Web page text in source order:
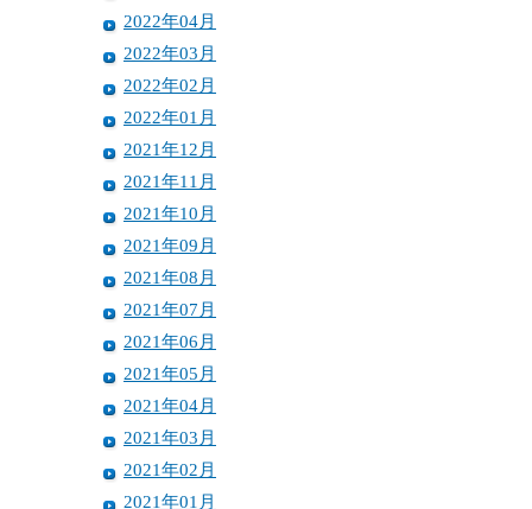
2022年04月
2022年03月
2022年02月
2022年01月
2021年12月
2021年11月
2021年10月
2021年09月
2021年08月
2021年07月
2021年06月
2021年05月
2021年04月
2021年03月
2021年02月
2021年01月